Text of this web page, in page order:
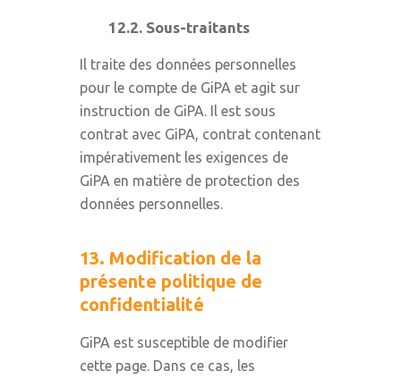
12.2. Sous-traitants
Il traite des données personnelles
pour le compte de GiPA et agit sur
instruction de GiPA. Il est sous
contrat avec GiPA, contrat contenant
impérativement les exigences de
GiPA en matière de protection des
données personnelles.
13. Modification de la
présente politique de
confidentialité
GiPA est susceptible de modifier
cette page. Dans ce cas, les